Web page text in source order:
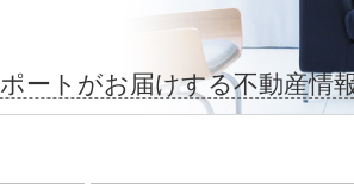
ートがお届けする不動産情